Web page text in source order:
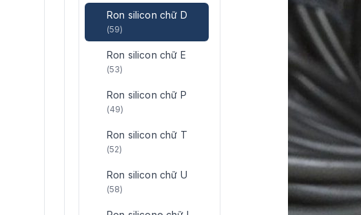
Ron silicon chữ D
(59)
Ron silicon chữ E
(53)
Ron silicon chữ P
(49)
Ron silicon chữ T
(52)
Ron silicon chữ U
(58)